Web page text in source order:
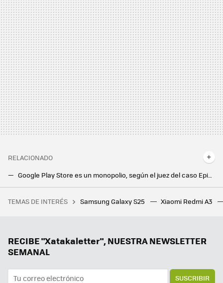
RELACIONADO
Tras usar una VPN en mi Android, la Google Play Store sube de nivel: así puedo bajarme apps que no están disponibles en España
Hay una explicación para que las fotos de los famosos en Wikipedia sean terribles. Un grupo de "héroes" va a cambiarlo
TEMAS DE INTERÉS Samsung Galaxy S25 Xiaomi Redmi A3
RECIBE "Xatakaletter", NUESTRA NEWSLETTER
SEMANAL
SUSCRIBIR